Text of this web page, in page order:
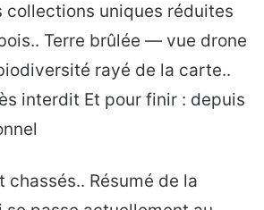
collections uniques réduites
Terre brûlée — vue drone
rayé de la carte..
interdit Et pour finir : depuis
Résumé de la